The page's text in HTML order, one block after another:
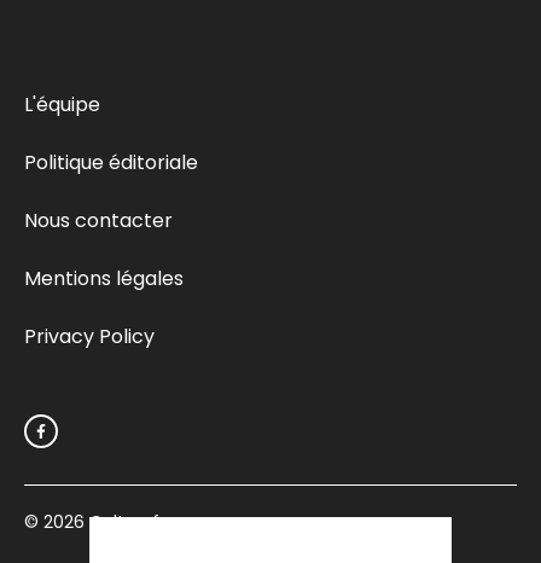
L'équipe
Politique éditoriale
Nous contacter
Mentions légales
Privacy Policy
© 2026 Culturefemme.com